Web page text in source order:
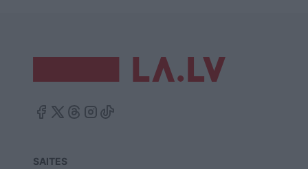
SAITES